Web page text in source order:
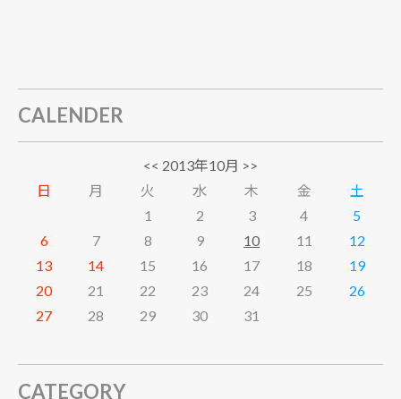
CALENDER
<< 2013年10月 >>
日
月 火 水 木 金
土
1
2 3 4
5
6
7 8 9 10 11
12
13
14 15 16 17 18
19
20
21 22 23 24 25
26
27
28 29 30 31
CATEGORY